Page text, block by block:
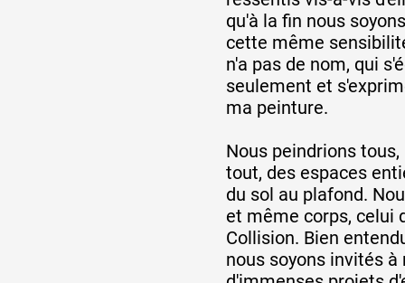
qu'à la fin nous
cette même
n'a pas de nom, qui
seulement et
ma peinture.
Nous peindrions
tout, des espaces
du sol au plafond.
et même corps, celui
Collision. Bien
nous soyons invités à